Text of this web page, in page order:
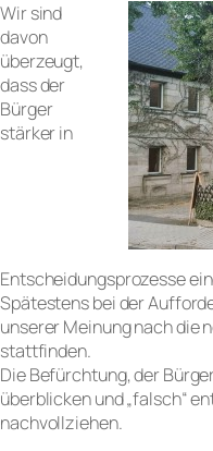
Wir sind
davon
überzeugt,
dass der
Bürger
stärker in
Entscheidungsprozesse
Spätestens bei der
unserer Meinung nach die
stattfinden.
Die Befürchtung, der
überblicken und „falsch“
nachvollziehen.